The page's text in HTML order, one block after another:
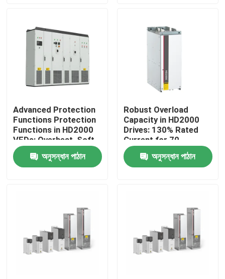
আমাদের সম্পর্কে
কারখানা পরিদর্শন
গুণমান নিয়ন্ত্রণ
একটি উদ্ধৃতি অনুরোধ করুন
Advanced Protection
Functions Protection
Functions in HD2000
VFDs: Overheat, Soft-
Start, and IGBT Safety
অনুসন্ধান পাঠান
Robust Overload
Capacity in HD2000
Drives: 130% Rated
Current for 70
Seconds
অনুসন্ধান পাঠান